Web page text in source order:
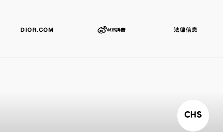
CHS
DIOR.COM 法律信息